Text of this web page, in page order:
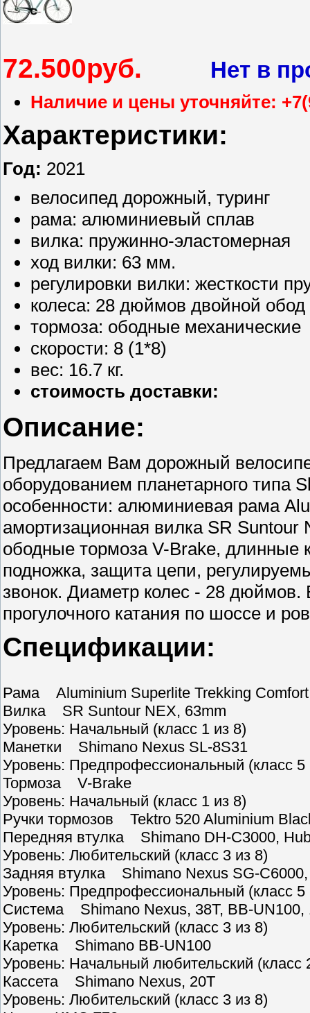
72.500руб. Нет в
Наличие и цены уточняйте:
Характеристики:
Год: 2021
велосипед дорожный, туринг
рама: алюминиевый сплав
вилка: пружинно-эластомерная
ход вилки: 63 мм.
регулировки вилки: жесткости
колеса: 28 дюймов двойной обод
тормоза: ободные механические
скорости: 8 (1*8)
вес: 16.7 кг.
стоимость доставки:
Описание:
Предлагаем Вам дорожный
оборудованием планетарного типа
особенности: алюминиевая рама
амортизационная вилка SR
ободные тормоза V-Brake, длинные
подножка, защита цепи,
звонок. Диаметр колес - 28 дюймов.
прогулочного катания по шоссе и
Спецификации:
Рама Aluminium Superlite Trekking
Вилка SR Suntour NEX, 63mm
Уровень: Начальный (класс 1 из 8)
Манетки Shimano Nexus SL-8S31
Уровень: Предпрофессиональный (класс 5
Тормоза V-Brake
Уровень: Начальный (класс 1 из 8)
Ручки тормозов Tektro 520 Aluminium
Передняя втулка Shimano DH-C3000,
Уровень: Любительский (класс 3 из 8)
Задняя втулка Shimano Nexus SG-
Уровень: Предпрофессиональный (класс 5
Система Shimano Nexus, 38T, BB-UN100,
Уровень: Любительский (класс 3 из 8)
Каретка Shimano BB-UN100
Уровень: Начальный любительский (класс
Кассета Shimano Nexus, 20T
Уровень: Любительский (класс 3 из 8)